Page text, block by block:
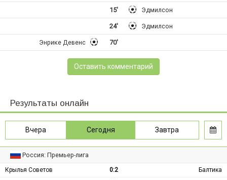
15' Эдмилсон
24' Эдмилсон
70'
Энрике Девенс
Оставить комментарий
Результаты онлайн
Вчера Сегодня Завтра
Россия: Премьер-лига
Крылья Советов 0:2
Балтика